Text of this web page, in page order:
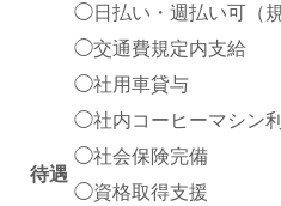
待遇
◯日払い・週払い可（規
◯交通費規定内支給
◯社用車貸与
◯社内コーヒーマシン利
◯社会保険完備
◯資格取得支援